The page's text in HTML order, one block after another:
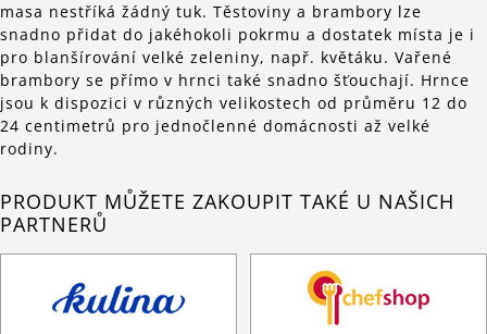
masa nestříká žádný tuk. Těstoviny a brambory lze
snadno přidat do jakéhokoli pokrmu a dostatek místa je i
pro blanšírování velké zeleniny, např. květáku. Vařené
brambory se přímo v hrnci také snadno šťouchají. Hrnce
jsou k dispozici v různých velikostech od průměru 12 do
24 centimetrů pro jednočlenné domácnosti až velké
rodiny.
PRODUKT MŮŽETE ZAKOUPIT TAKÉ U NAŠICH
PARTNERŮ